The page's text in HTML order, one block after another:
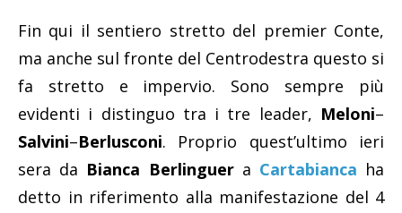
Fin qui il sentiero stretto del premier Conte,
ma anche sul fronte del Centrodestra questo si
fa stretto e impervio. Sono sempre più
evidenti i distinguo tra i tre leader, Meloni–
Salvini–Berlusconi. Proprio quest’ultimo ieri
sera da Bianca Berlinguera Cartabianca ha
detto in riferimento alla manifestazione del 4